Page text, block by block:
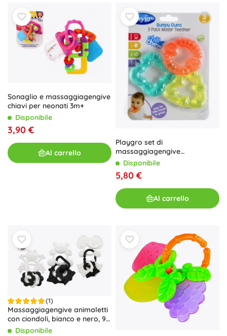
Sonaglio e massaggiagengive
chiavi per neonati 3m+
Disponibile
3,90 €
Al carrello
Playgro set di
massaggiagengive
rinfrescanti 3 pz
Disponibile
5,80 €
Al carrello
(1)
Massaggiagengive animaletti
con ciondoli, bianco e nero, 9
cmDisponibile